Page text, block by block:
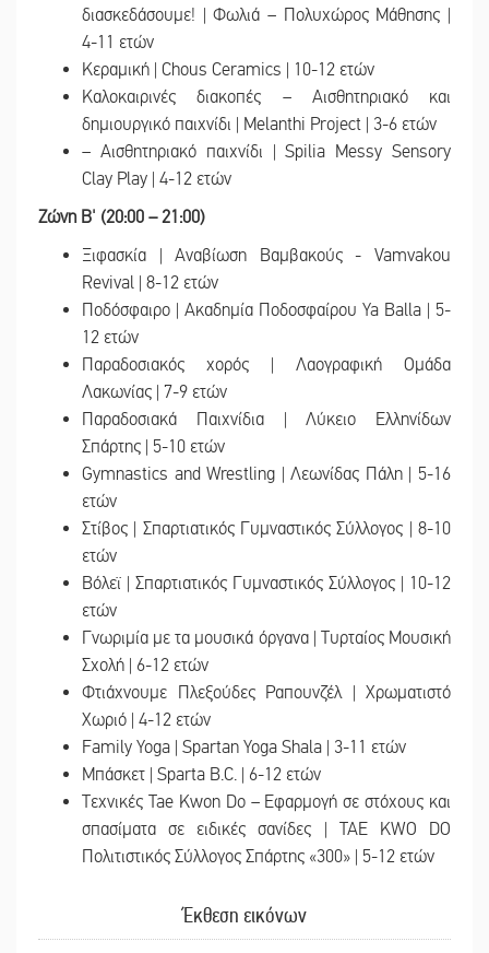
διασκεδάσουμε! | Φωλιά – Πολυχώρος Μάθησης |
4-11 ετών
Κεραμική | Chous Ceramics | 10-12 ετών
Καλοκαιρινές διακοπές – Αισθητηριακό και
δημιουργικό παιχνίδι | Melanthi Project | 3-6 ετών
– Αισθητηριακό παιχνίδι | Spilia Messy Sensory
Clay Play | 4-12 ετών
Ζώνη Β' (20:00 – 21:00)
Ξιφασκία | Αναβίωση Βαμβακούς - Vamvakou
Revival | 8-12 ετών
Ποδόσφαιρο | Ακαδημία Ποδοσφαίρου Ya Balla | 5-
12 ετών
Παραδοσιακός χορός | Λαογραφική Ομάδα
Λακωνίας | 7-9 ετών
Παραδοσιακά Παιχνίδια | Λύκειο Ελληνίδων
Σπάρτης | 5-10 ετών
Gymnastics and Wrestling | Λεωνίδας Πάλη | 5-16
ετών
Στίβος | Σπαρτιατικός Γυμναστικός Σύλλογος | 8-10
ετών
Βόλεϊ | Σπαρτιατικός Γυμναστικός Σύλλογος | 10-12
ετών
Γνωριμία με τα μουσικά όργανα | Τυρταίος Μουσική
Σχολή | 6-12 ετών
Φτιάχνουμε Πλεξούδες Ραπουνζέλ | Χρωματιστό
Χωριό | 4-12 ετών
Family Yoga | Spartan Yoga Shala | 3-11 ετών
Μπάσκετ | Sparta B.C. | 6-12 ετών
Τεχνικές Tae Kwon Do – Εφαρμογή σε στόχους και
σπασίματα σε ειδικές σανίδες | TAE KWO DO
Πολιτιστικός Σύλλογος Σπάρτης «300» | 5-12 ετών
Έκθεση εικόνων